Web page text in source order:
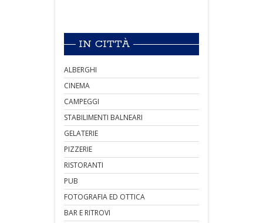
IN CITTÀ
ALBERGHI
CINEMA
CAMPEGGI
STABILIMENTI BALNEARI
GELATERIE
PIZZERIE
RISTORANTI
PUB
FOTOGRAFIA ED OTTICA
BAR E RITROVI